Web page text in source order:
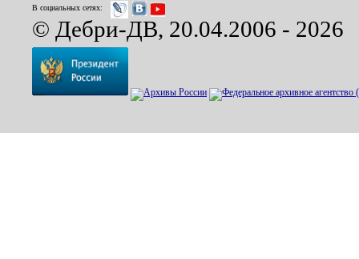
В социальных сетях:
© Дебри-ДВ, 20.04.2006 - 2026